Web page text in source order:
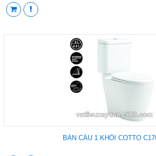
BÀN CẦU 1 KHỐI COTTO